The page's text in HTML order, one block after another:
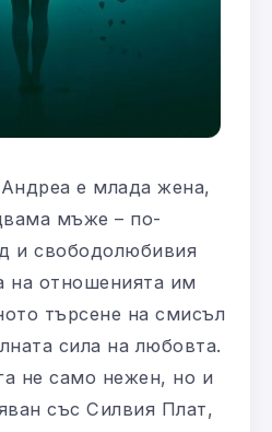
е млада жена,
мъже – по-
и свободолюбивия
на отношенията им
търсене на смисъл
сила на любовта.
не само нежен, но и
със Силвия Плат,